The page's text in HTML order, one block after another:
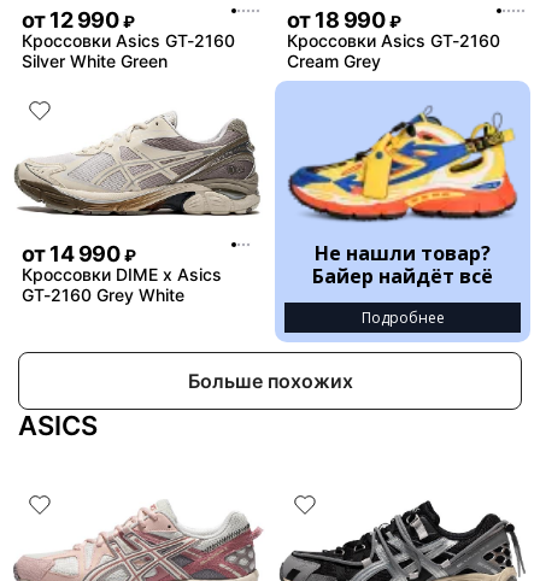
от12 990 ₽
Кроссовки Asics GT-2160
Silver White Green
от18 990 ₽
Кроссовки Asics GT-2160
Cream Grey
от14 990 ₽
Кроссовки DIME x Asics
GT-2160 Grey White
Не нашли товар?
Байер найдёт всё
Подробнее
Больше похожих
ASICS